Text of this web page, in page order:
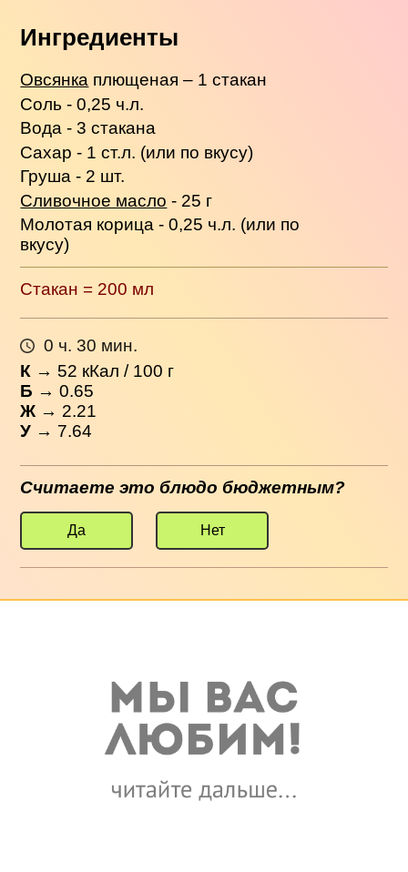
Ингредиенты
Овсянка плющеная – 1 стакан
Соль - 0,25 ч.л.
Вода - 3 стакана
Сахар - 1 ст.л. (или по вкусу)
Груша - 2 шт.
Сливочное масло - 25 г
Молотая корица - 0,25 ч.л. (или по
вкусу)
Стакан = 200 мл
0 ч. 30 мин.
К → 52 кКал / 100 г
Б → 0.65
Ж → 2.21
У → 7.64
Считаете это блюдо бюджетным?
Да Нет